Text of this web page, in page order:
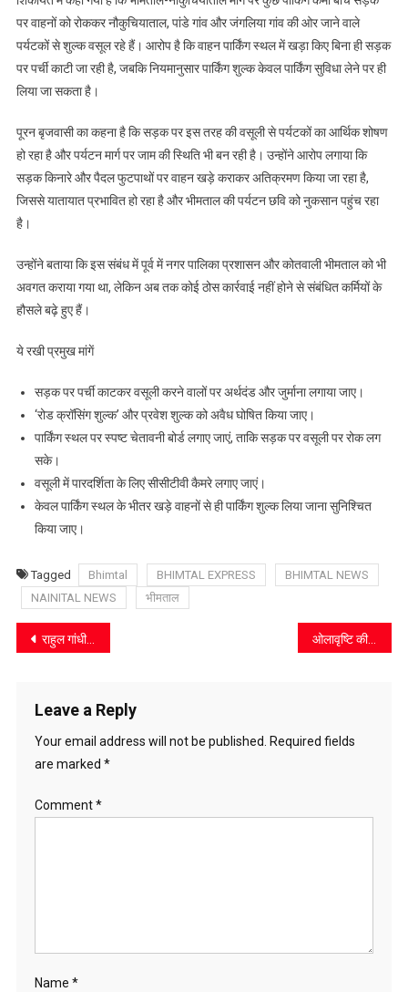
अवैध
वसूली
का
से
शिकायत
पर वाहनों को रोककर नौकुचियाताल, पांडे गांव और जंगलिया गांव की ओर जाने वाले
पर्यटकों से शुल्क वसूल रहे हैं। आरोप है कि वाहन पार्किंग स्थल में खड़ा किए बिना ही सड़क
पर पर्ची काटी जा रही है, जबकि नियमानुसार पार्किंग शुल्क केवल पार्किंग सुविधा लेने पर ही
लिया जा सकता है।
पूरन बृजवासी का कहना है कि सड़क पर इस तरह की वसूली से पर्यटकों का आर्थिक शोषण
हो रहा है और पर्यटन मार्ग पर जाम की स्थिति भी बन रही है। उन्होंने आरोप लगाया कि
सड़क किनारे और पैदल फुटपाथों पर वाहन खड़े कराकर अतिक्रमण किया जा रहा है,
जिससे यातायात प्रभावित हो रहा है और भीमताल की पर्यटन छवि को नुकसान पहुंच रहा
है।
उन्होंने बताया कि इस संबंध में पूर्व में नगर पालिका प्रशासन और कोतवाली भीमताल को भी
अवगत कराया गया था, लेकिन अब तक कोई ठोस कार्रवाई नहीं होने से संबंधित कर्मियों के
हौसले बढ़े हुए हैं।
ये रखी प्रमुख मांगें
सड़क पर पर्ची काटकर वसूली करने वालों पर अर्थदंड और जुर्माना लगाया जाए।
‘रोड क्रॉसिंग शुल्क’ और प्रवेश शुल्क को अवैध घोषित किया जाए।
पार्किंग स्थल पर स्पष्ट चेतावनी बोर्ड लगाए जाएं, ताकि सड़क पर वसूली पर रोक लग
सके।
वसूली में पारदर्शिता के लिए सीसीटीवी कैमरे लगाए जाएं।
केवल पार्किंग स्थल के भीतर खड़े वाहनों से ही पार्किंग शुल्क लिया जाना सुनिश्चित
किया जाए।
Tagged Bhimtal BHIMTAL EXPRESS
BHIMTAL NEWS
NAINITAL NEWS
भीमताल
Post
राहुल गांधी की अल्मोड़ा जनसभा को सफल बनाने में जुटी कांग्रेस, ओखलकांडा में किया जनसंपर्क ओलावृष्टि की मार से धारी के किसान बेहाल, बाजार मूल्य के हिसाब से मुआवजे की मांग
Leave a Reply
Your email address will not be published.
Required fields
are marked *
Comment*
Name *